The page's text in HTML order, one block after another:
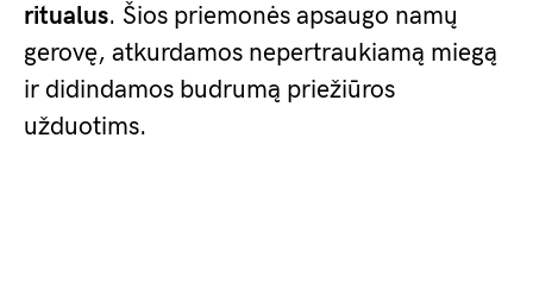
ritualus. Šios priemonės apsaugo namų
gerovę, atkurdamos nepertraukiamą miegą
ir didindamos budrumą priežiūros
užduotims.